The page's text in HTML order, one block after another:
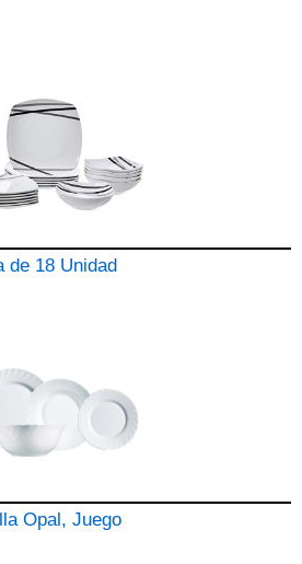
de 18 Unidad
Opal, Juego